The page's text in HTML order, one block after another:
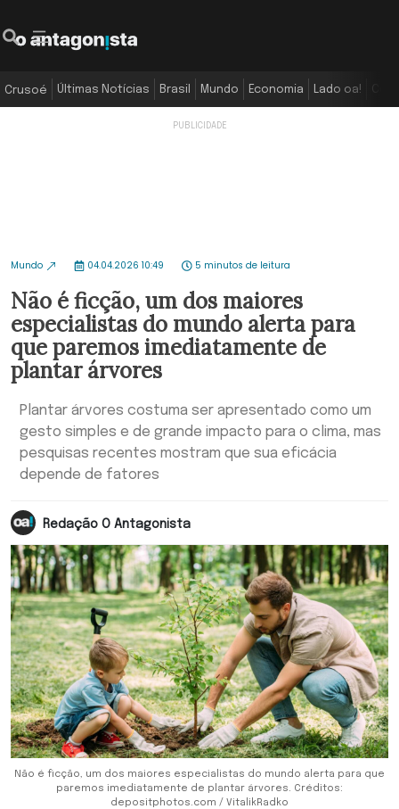
Crusoé Últimas Notícias Brasil Mundo Economia Lado oa!
Mundo 04.04.2026 10:49 5 minutos de leitura
Não é ficção, um dos maiores
especialistas do mundo alerta para
que paremos imediatamente de
plantar árvores
Plantar árvores costuma ser apresentado como um
gesto simples e de grande impacto para o clima, mas
pesquisas recentes mostram que sua eficácia
depende de fatores
Redação O Antagonista
Não é ficção, um dos maiores especialistas do mundo alerta para que
paremos imediatamente de plantar árvores. Créditos:
depositphotos.com / VitalikRadko